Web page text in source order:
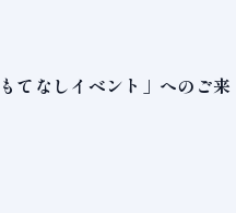
てなしイベント」へのご来